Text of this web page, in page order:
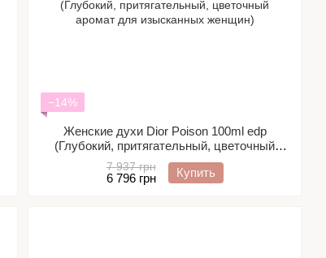
−14%
Женские духи Dior Poison 100ml edp
(Глубокий, притягательный, цветочный
аромат для изысканных женщин)
7 937 грн
6 796 грн Купить